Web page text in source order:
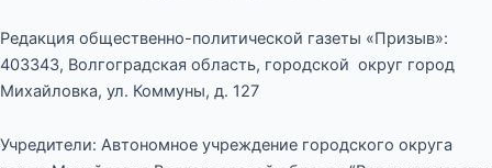
Редакция общественно-политической газеты «Призыв»:
403343, Волгоградская область, городской округ город
Михайловка, ул. Коммуны, д. 127
Учредители: Автономное учреждение городского округа